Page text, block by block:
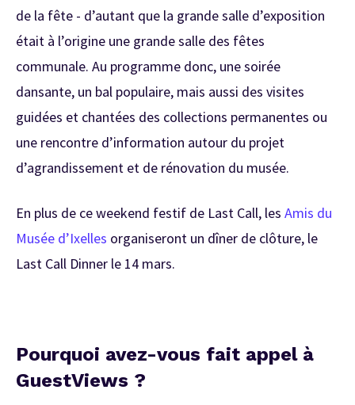
de la fête - d’autant que la grande salle d’exposition
était à l’origine une grande salle des fêtes
communale. Au programme donc, une soirée
dansante, un bal populaire, mais aussi des visites
guidées et chantées des collections permanentes ou
une rencontre d’information autour du projet
d’agrandissement et de rénovation du musée.
En plus de ce weekend festif de Last Call, les Amis du
Musée d’Ixelles organiseront un dîner de clôture, le
Last Call Dinner le 14 mars.
Pourquoi avez-vous fait appel à
GuestViews ?